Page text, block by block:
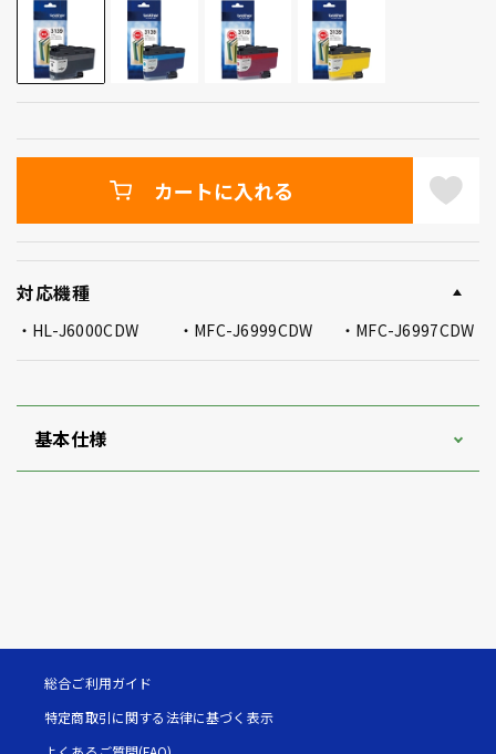
カートに入れる
対応機種
HL-J6000CDW MFC-J6999CDW MFC-J6997CDW
基本仕様
総合ご利用ガイド
特定商取引に関する法律に基づく表示